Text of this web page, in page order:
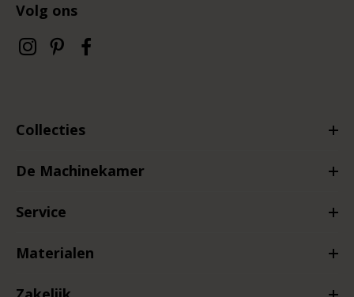
Volg ons
Collecties
De Machinekamer
Service
Materialen